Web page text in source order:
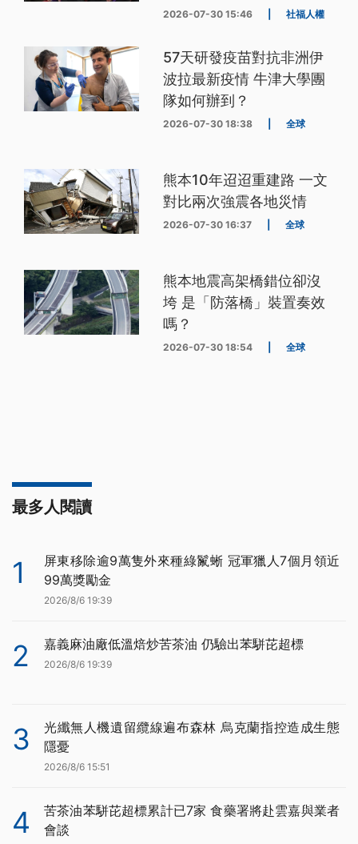
2026-07-30 15:46 社福人權
57天研發疫苗對抗非洲伊
波拉最新疫情 牛津大學團
隊如何辦到？
2026-07-30 18:38 全球
熊本10年迢迢重建路 一文
對比兩次強震各地災情
2026-07-30 16:37 全球
熊本地震高架橋錯位卻沒
垮 是「防落橋」裝置奏效
嗎？
2026-07-30 18:54 全球
最多人閱讀
1
屏東移除逾9萬隻外來種綠鬣蜥 冠軍獵人7個月領近
99萬獎勵金
2026/8/6 19:39
2 嘉義麻油廠低溫焙炒苦茶油 仍驗出苯駢芘超標
2026/8/6 19:39
3
光纖無人機遺留纜線遍布森林 烏克蘭指控造成生態
隱憂
2026/8/6 15:51
4
苦茶油苯駢芘超標累計已7家 食藥署將赴雲嘉與業者
會談